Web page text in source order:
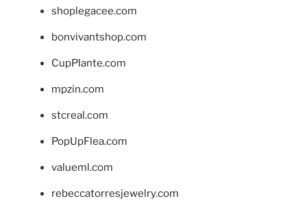
shoplegacee.com
bonvivantshop.com
CupPlante.com
mpzin.com
stcreal.com
PopUpFlea.com
valueml.com
rebeccatorresjewelry.com